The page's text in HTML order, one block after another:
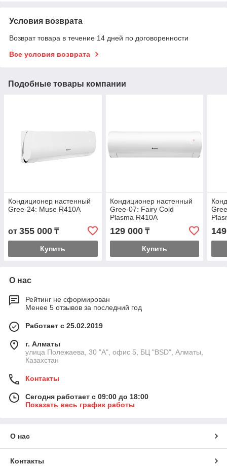
Условия возврата
Возврат товара в течение 14 дней по договоренности
Все условия возврата
Подобные товары компании
Кондиционер настенный
Gree-24: Muse R410A
от 355 000 ₸
Купить
Кондиционер настенный
Gree-07: Fairy Cold
Plasma R410A
129 000₸
Купить
О нас
Рейтинг не сформирован
Менее 5 отзывов за последний год
Работает с 25.02.2019
г. Алматы
улица Полежаева, 30 "А", офис 5, БЦ "BSD", Алматы,
Казахстан
Контакты
Сегодня работает с 09:00 до 18:00
Показать весь график работы
О нас
Контакты